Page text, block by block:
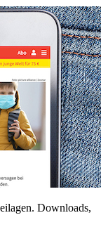
Downloads,